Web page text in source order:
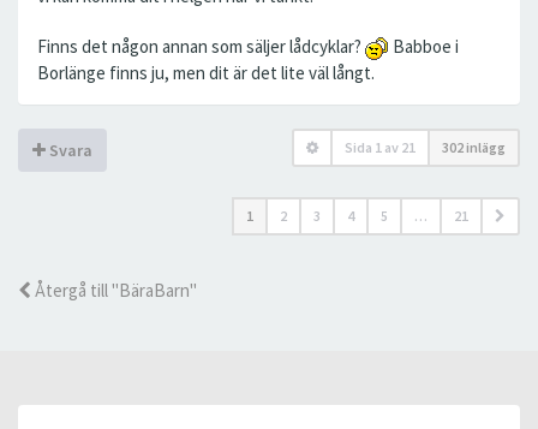
Finns det någon annan som säljer lådcyklar?
Babboe i
Borlänge finns ju, men dit är det lite väl långt.
Svara Sida 1 av 21 302 inlägg
1 2 3 4 5 … 21
Återgå till "BäraBarn"